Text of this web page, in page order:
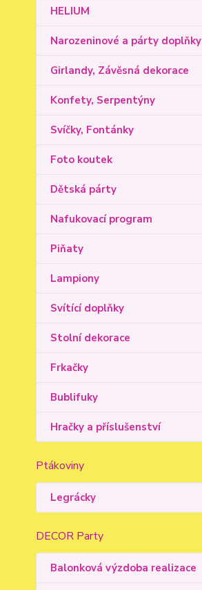
HELIUM
Narozeninové a párty doplňky
Girlandy, Závěsná dekorace
Konfety, Serpentýny
Svíčky, Fontánky
Foto koutek
Dětská párty
Nafukovací program
Piňaty
Lampiony
Svítící doplňky
Stolní dekorace
Frkačky
Bublifuky
Hračky a příslušenství
Ptákoviny
Legrácky
DECOR Party
Balonková výzdoba realizace